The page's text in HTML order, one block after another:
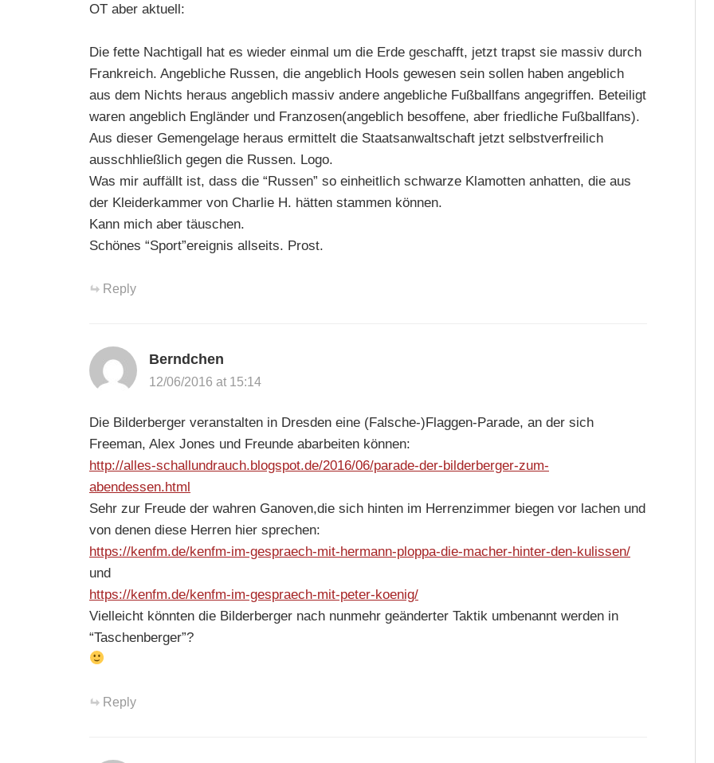
OT aber aktuell:
Die fette Nachtigall hat es wieder einmal um die Erde geschafft, jetzt trapst sie massiv durch
Frankreich. Angebliche Russen, die angeblich Hools gewesen sein sollen haben angeblich
aus dem Nichts heraus angeblich massiv andere angebliche Fußballfans angegriffen. Beteiligt
waren angeblich Engländer und Franzosen(angeblich besoffene, aber friedliche Fußballfans).
Aus dieser Gemengelage heraus ermittelt die Staatsanwaltschaft jetzt selbstverfreilich
ausschhließlich gegen die Russen. Logo.
Was mir auffällt ist, dass die “Russen” so einheitlich schwarze Klamotten anhatten, die aus
der Kleiderkammer von Charlie H. hätten stammen können.
Kann mich aber täuschen.
Schönes “Sport”ereignis allseits. Prost.
Reply
Berndchen
12/06/2016 at 15:14
Die Bilderberger veranstalten in Dresden eine (Falsche-)Flaggen-Parade, an der sich
Freeman, Alex Jones und Freunde abarbeiten können:
http://alles-schallundrauch.blogspot.de/2016/06/parade-der-bilderberger-zum-
abendessen.html
Sehr zur Freude der wahren Ganoven,die sich hinten im Herrenzimmer biegen vor lachen und
von denen diese Herren hier sprechen:
https://kenfm.de/kenfm-im-gespraech-mit-hermann-ploppa-die-macher-hinter-den-kulissen/
und
https://kenfm.de/kenfm-im-gespraech-mit-peter-koenig/
Vielleicht könnten die Bilderberger nach nunmehr geänderter Taktik umbenannt werden in
“Taschenberger”?
Reply